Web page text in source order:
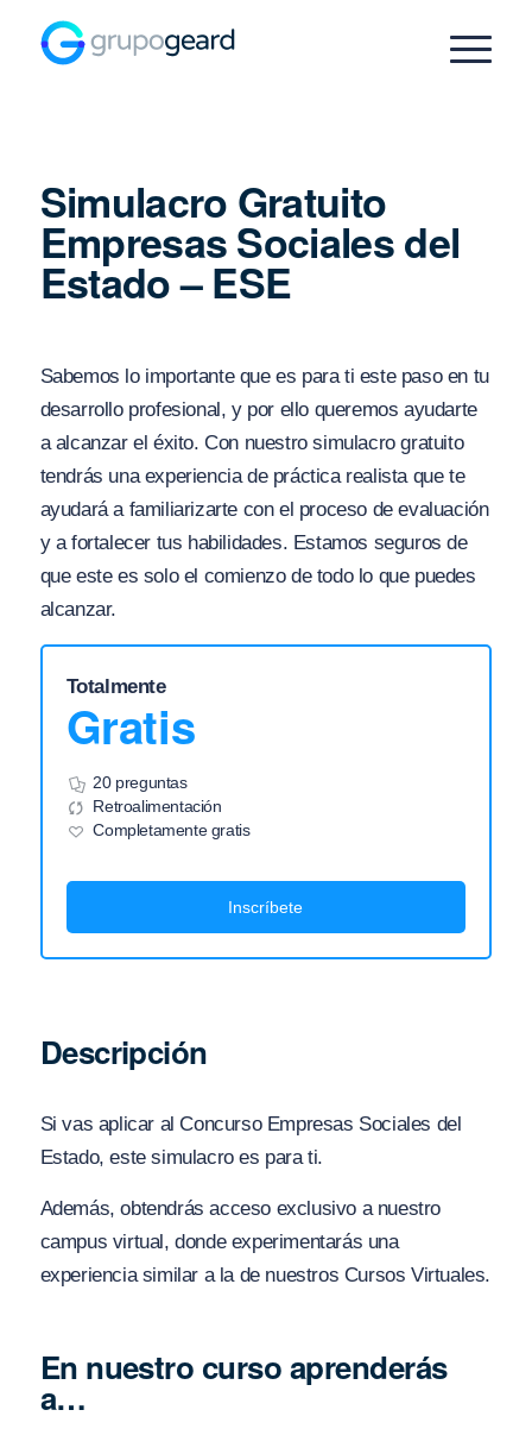
Simulacro Gratuito
Empresas Sociales del
Estado – ESE
Sabemos lo importante que es para ti este paso en tu
desarrollo profesional, y por ello queremos ayudarte
a alcanzar el éxito. Con nuestro simulacro gratuito
tendrás una experiencia de práctica realista que te
ayudará a familiarizarte con el proceso de evaluación
y a fortalecer tus habilidades. Estamos seguros de
que este es solo el comienzo de todo lo que puedes
alcanzar.
Totalmente
Gratis
20 preguntas
Retroalimentación
Completamente gratis
Inscríbete
Descripción
Si vas aplicar al Concurso Empresas Sociales del
Estado, este simulacro es para ti.
Además, obtendrás acceso exclusivo a nuestro
campus virtual, donde experimentarás una
experiencia similar a la de nuestros Cursos Virtuales.
En nuestro curso aprenderás
a…